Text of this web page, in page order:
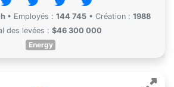
• Employés : 144 745 • Création : 1988
des levées : $46 300 000
Energy